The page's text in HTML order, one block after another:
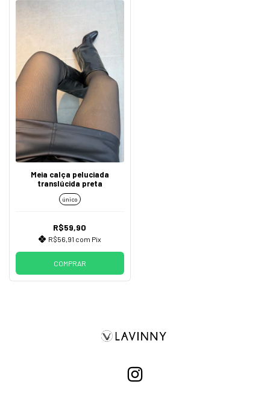
Meia calça peluciada
translúcida preta
único
R$59,90
R$56,91 com Pix
COMPRAR